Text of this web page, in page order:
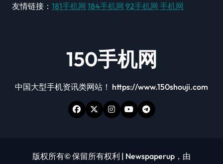
友情链接： 181手机网 184手机网 92手机网 手机网
150手机网
中国大型手机资讯类网站！ https://www.150shouji.com
版权所有© 保留所有权利 | Newspaperup ，由